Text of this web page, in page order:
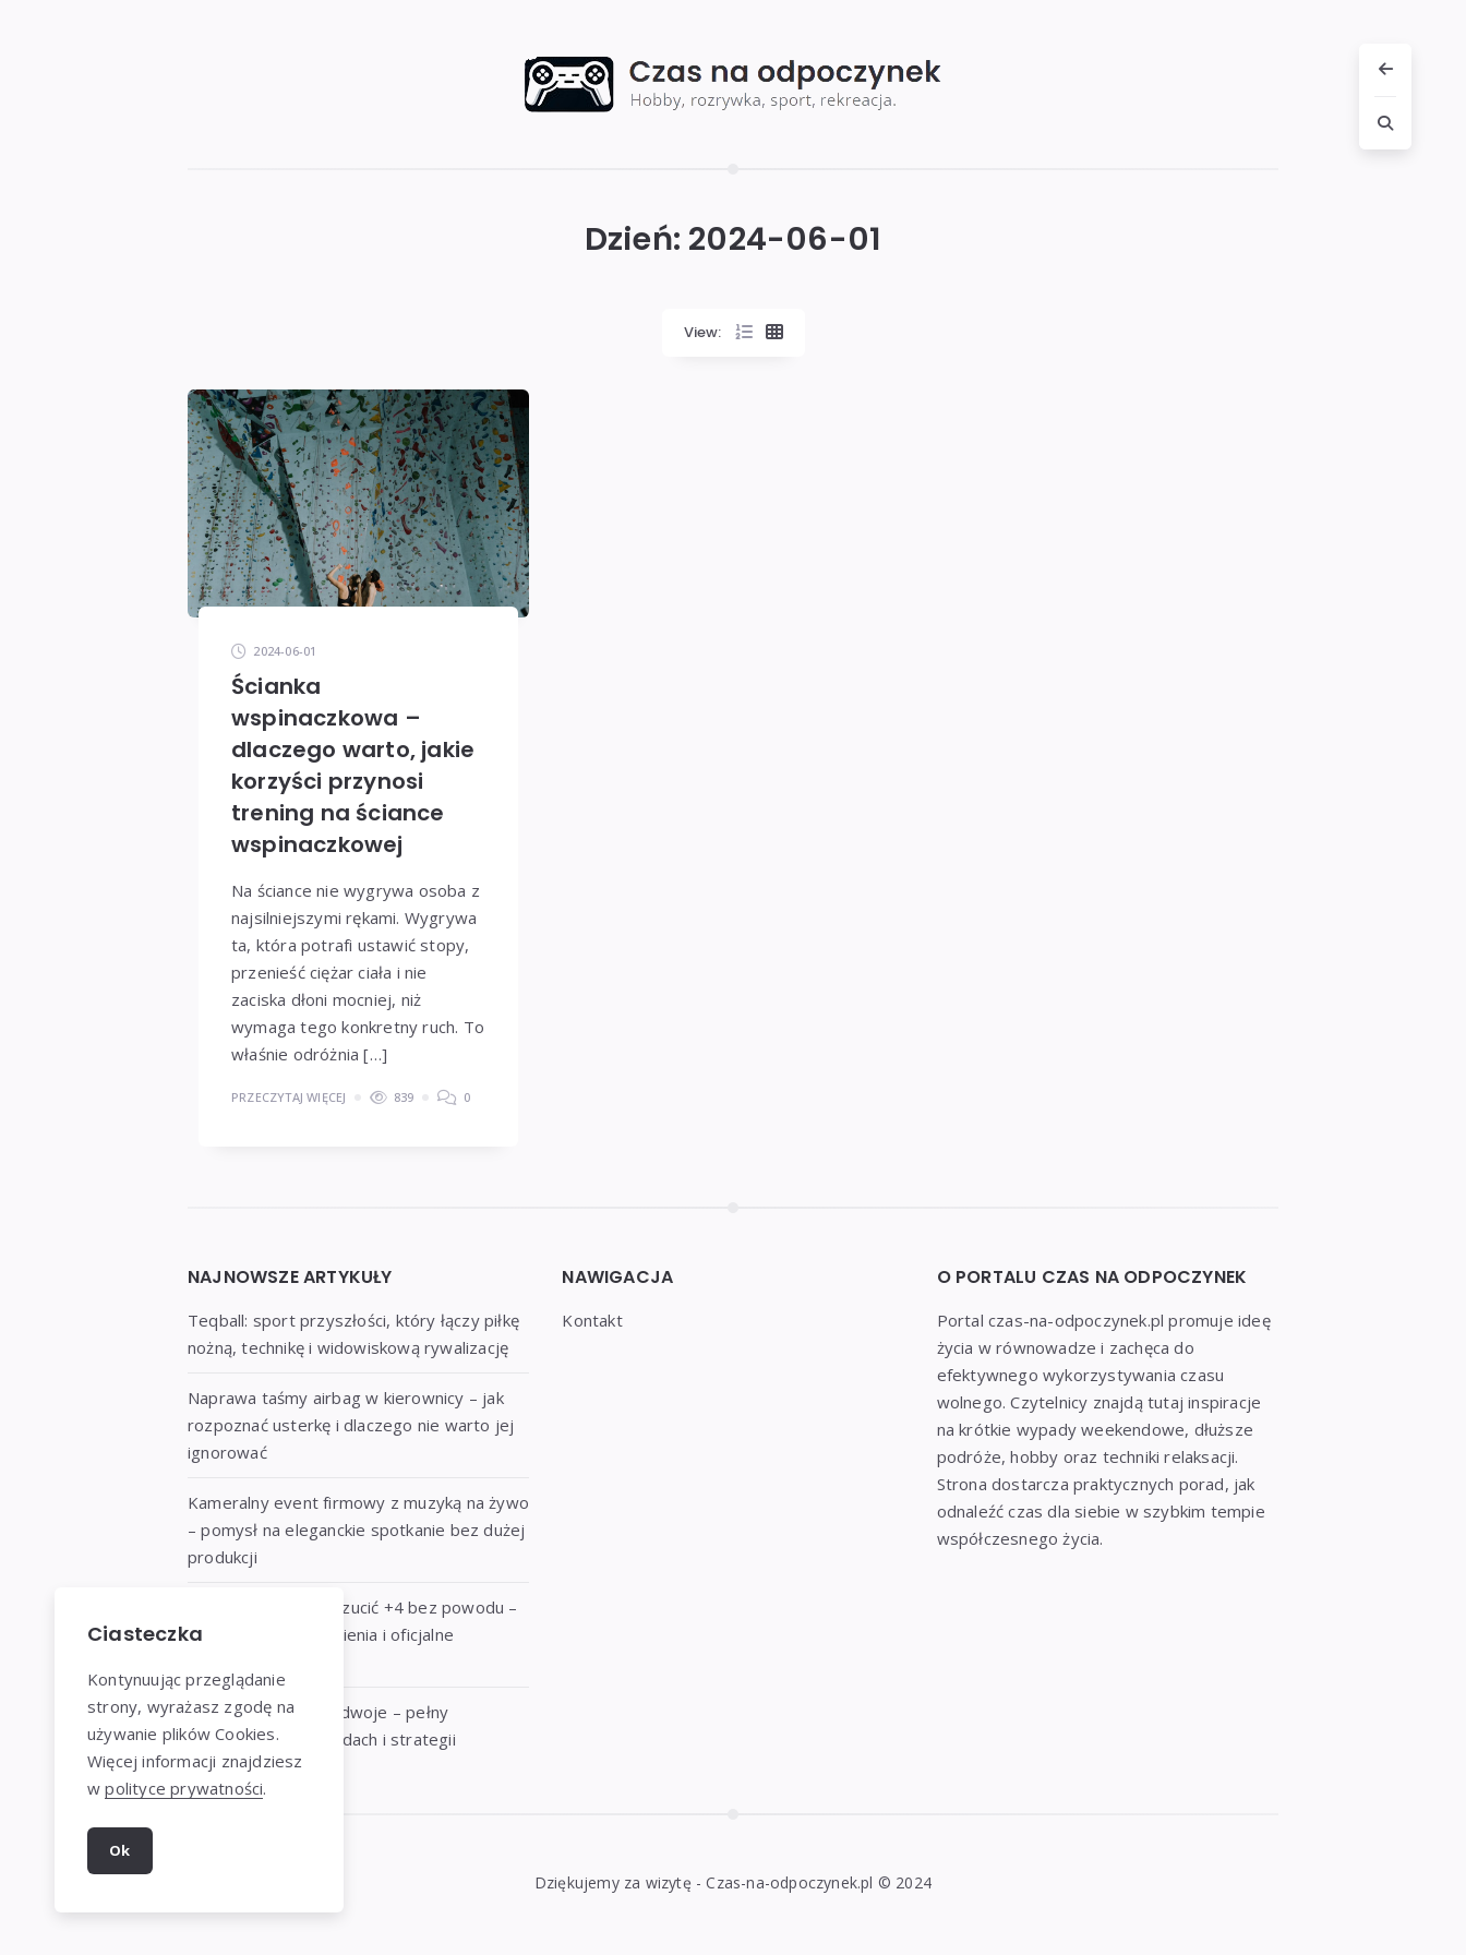
Dzień: 2024-06-01
View:
2024-06-01
Ścianka
wspinaczkowa –
dlaczego warto, jakie
korzyści przynosi
trening na ściance
wspinaczkowej
Na ściance nie wygrywa osoba z
najsilniejszymi rękami. Wygrywa
ta, która potrafi ustawić stopy,
przenieść ciężar ciała i nie
zaciska dłoni mocniej, niż
wymaga tego konkretny ruch. To
właśnie odróżnia […]
PRZECZYTAJ WIĘCEJ 839 0
NAJNOWSZE ARTYKUŁY
Teqball: sport przyszłości, który łączy piłkę
nożną, technikę i widowiskową rywalizację
Naprawa taśmy airbag w kierownicy – jak
rozpoznać usterkę i dlaczego nie warto jej
ignorować
Kameralny event firmowy z muzyką na żywo
– pomysł na eleganckie spotkanie bez dużej
produkcji
Czy w UNO można rzucić +4 bez powodu –
zasady, nieporozumienia i oficjalne
Jak grać w UNO we dwoje – pełny
przewodnik po zasadach i strategii
NAWIGACJA
Kontakt
O PORTALU CZAS NA ODPOCZYNEK
Portal czas-na-odpoczynek.pl promuje ideę
życia w równowadze i zachęca do
efektywnego wykorzystywania czasu
wolnego. Czytelnicy znajdą tutaj inspiracje
na krótkie wypady weekendowe, dłuższe
podróże, hobby oraz techniki relaksacji.
Strona dostarcza praktycznych porad, jak
odnaleźć czas dla siebie w szybkim tempie
współczesnego życia.
Dziękujemy za wizytę - Czas-na-odpoczynek.pl © 2024
Ciasteczka
Kontynuując przeglądanie
strony, wyrażasz zgodę na
używanie plików Cookies.
Więcej informacji znajdziesz
wpolityce prywatności.
Ok